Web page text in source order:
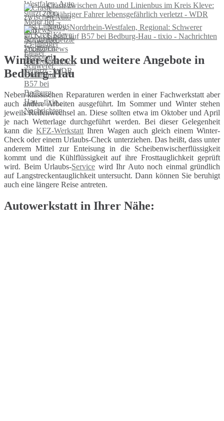
Crash zwischen Auto und Linienbus im Kreis Kleve:
23-jähriger Fahrer lebensgefährlich verletzt - WDR
News, Nordrhein-Westfalen, Regional: Schwerer
Unfall auf B57 bei Bedburg-Hau - tixio - Nachrichten
Winter-Check und weitere Angebote in
Bedburg-Hau
Neben klassischen Reparaturen werden in einer Fachwerkstatt aber
auch andere Arbeiten ausgeführt. Im Sommer und Winter stehen
jeweils Reifenwechsel an. Diese sollten etwa im Oktober und April
je nach Wetterlage durchgeführt werden. Bei dieser Gelegenheit
kann dieKFZ-Werkstatt Ihren Wagen auch gleich einem Winter-
Check oder einem Urlaubs-Check unterziehen. Das heißt, dass unter
anderem Mittel zur Enteisung in die Scheibenwischerflüssigkeit
kommt und die Kühlflüssigkeit auf ihre Frosttauglichkeit geprüft
wird. Beim Urlaubs-Service wird Ihr Auto noch einmal gründlich
auf Langstreckentauglichkeit untersucht. Dann können Sie beruhigt
auch eine längere Reise antreten.
Autowerkstatt in Ihrer Nähe: